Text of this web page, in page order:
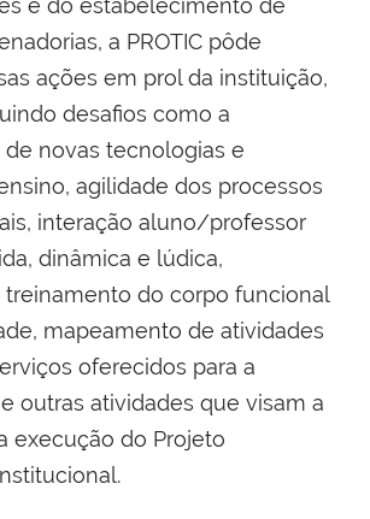
e do estabelecimento de
a PROTIC pôde
ações em prol da instituição,
desafios como a
novas tecnologias e
agilidade dos processos
interação aluno/professor
dinâmica e lúdica,
treinamento do corpo funcional
mapeamento de atividades
oferecidos para a
outras atividades que visam a
execução do Projeto